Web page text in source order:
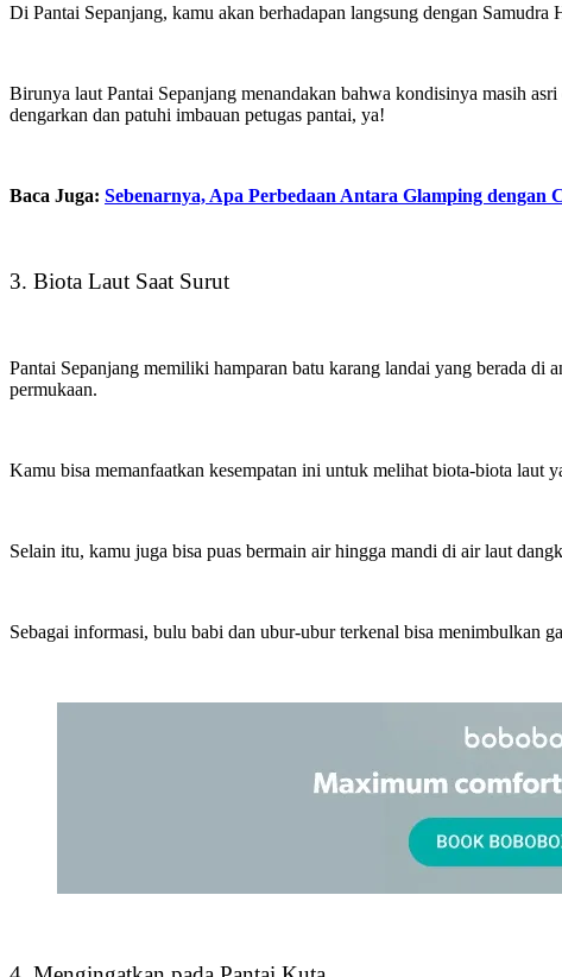
Di Pantai Sepanjang, kamu akan berhadapan langsung dengan
Birunya laut Pantai Sepanjang menandakan bahwa kondisinya masih
dengarkan dan patuhi imbauan petugas pantai, ya!
Baca Juga: Sebenarnya, Apa Perbedaan Antara Glamping dengan
3. Biota Laut Saat Surut
Pantai Sepanjang memiliki hamparan batu karang landai yang berada di
permukaan.
Kamu bisa memanfaatkan kesempatan ini untuk melihat biota-biota
Selain itu, kamu juga bisa puas bermain air hingga mandi di air laut
Sebagai informasi, bulu babi dan ubur-ubur terkenal bisa menimbulkan